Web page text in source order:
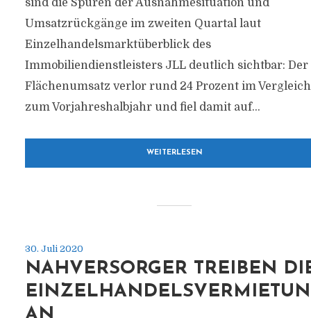
sind die Spuren der Ausnahmesituation und
Umsatzrückgänge im zweiten Quartal laut
Einzelhandelsmarktüberblick des
Immobiliendienstleisters JLL deutlich sichtbar: Der
Flächenumsatz verlor rund 24 Prozent im Vergleich
zum Vorjahreshalbjahr und fiel damit auf...
WEITERLESEN
30. Juli 2020
NAHVERSORGER TREIBEN